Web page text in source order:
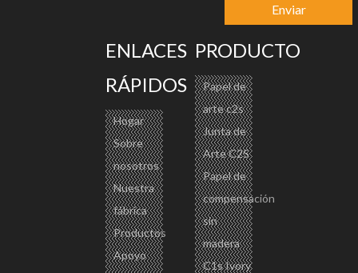
Marca del producto:
CENTURY,CHENMING,PAPER ONE,AP
Código De Producto:
Enviar
ENLACES
RÁPIDOS
Hogar
Sobre
nosotros
Nuestra
fábrica
Productos
Apoyo
PRODUCTO
Papel de
arte c2s
Junta de
Arte C2S
Papel de
compensación
sin
madera
C1s Ivory